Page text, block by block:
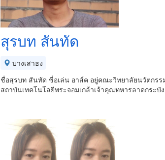
สุรบท สันทัด
บางเสาธง
ชื่อสุรบท สันทัด ชื่อเล่น อาส์ค อยู่คณะวิทยาลัยนวัตกร
สถาบันเทคโนโลยีพระจอมเกล้าเจ้าคุณทหารลาดกร